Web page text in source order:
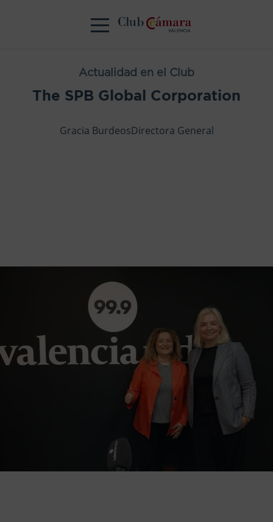
Actualidad en el Club
The SPB Global Corporation
Gracia BurdeosDirectora General